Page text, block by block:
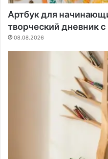
Артбук для
творческий дневник с
08.08.2026